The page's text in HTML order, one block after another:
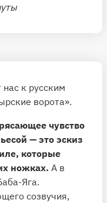
к русским
ворота».
чувство
— это эскиз
которые
ножках. А в
Яга.
созвучия,